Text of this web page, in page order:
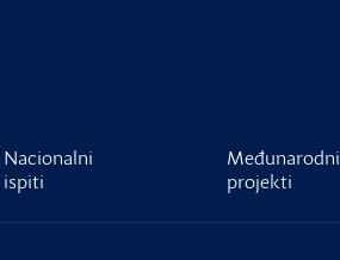
Nacionalni
ispiti
Međunarodni
projekti